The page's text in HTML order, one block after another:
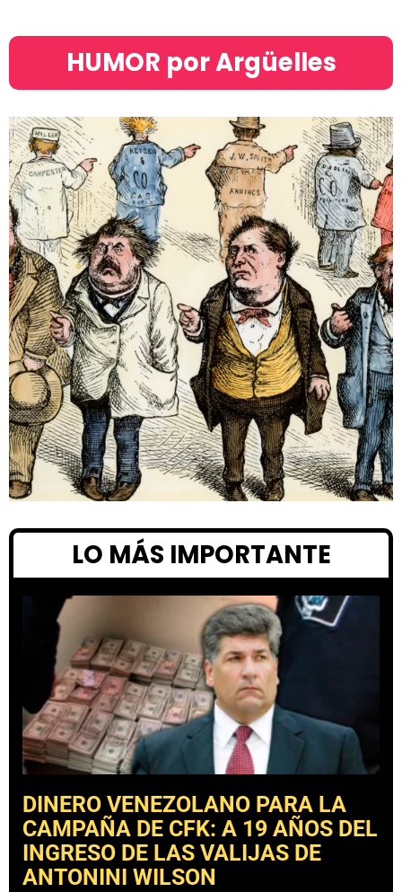
HUMOR por Argüelles​
LO MÁS IMPORTANTE
DINERO VENEZOLANO PARA LA
CAMPAÑA DE CFK: A 19 AÑOS DEL
INGRESO DE LAS VALIJAS DE
ANTONINI WILSON